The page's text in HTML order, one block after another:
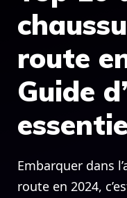
route
Guide
Embarquer dans
route en 2024,